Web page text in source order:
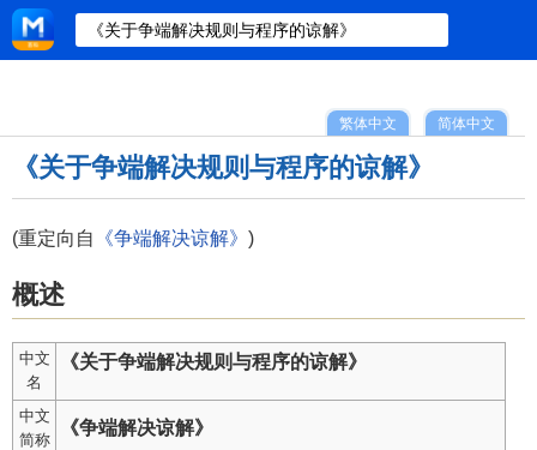
简体中文
繁体中文
《关于争端解决规则与程序的谅解》
(重定向自 《争端解决谅解》 )
概述
中文
名
《关于争端解决规则与程序的谅解》
中文
简称
《争端解决谅解》